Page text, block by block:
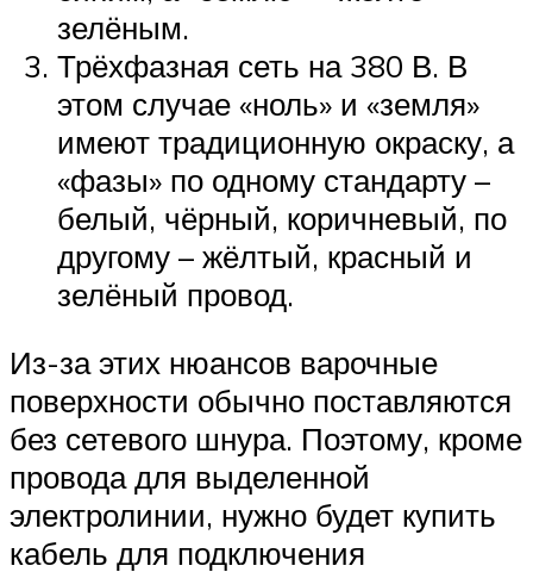
зелёным.
Трёхфазная сеть на 380 В. В
этом случае «ноль» и «земля»
имеют традиционную окраску, а
«фазы» по одному стандарту –
белый, чёрный, коричневый, по
другому – жёлтый, красный и
зелёный провод.
Из-за этих нюансов варочные
поверхности обычно поставляются
без сетевого шнура. Поэтому, кроме
провода для выделенной
электролинии, нужно будет купить
кабель для подключения